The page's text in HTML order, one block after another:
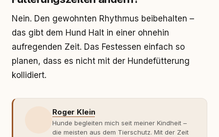
Nein. Den gewohnten Rhythmus beibehalten –
das gibt dem Hund Halt in einer ohnehin
aufregenden Zeit. Das Festessen einfach so
planen, dass es nicht mit der Hundefütterung
kollidiert.
Roger Klein
Hunde begleiten mich seit meiner Kindheit –
die meisten aus dem Tierschutz. Mit der Zeit